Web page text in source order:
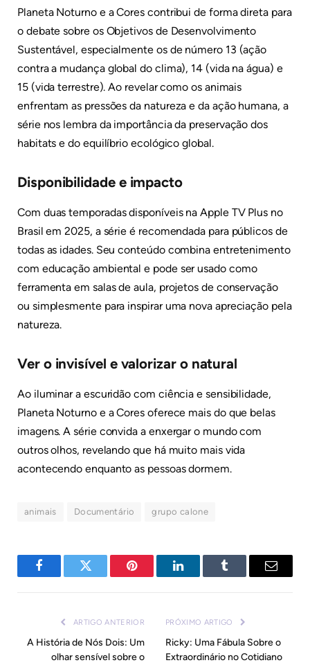
Planeta Noturno e a Cores contribui de forma direta para
o debate sobre os Objetivos de Desenvolvimento
Sustentável, especialmente os de número 13 (ação
contra a mudança global do clima), 14 (vida na água) e
15 (vida terrestre). Ao revelar como os animais
enfrentam as pressões da natureza e da ação humana, a
série nos lembra da importância da preservação dos
habitats e do equilíbrio ecológico global.
Disponibilidade e impacto
Com duas temporadas disponíveis na Apple TV Plus no
Brasil em 2025, a série é recomendada para públicos de
todas as idades. Seu conteúdo combina entretenimento
com educação ambiental e pode ser usado como
ferramenta em salas de aula, projetos de conservação
ou simplesmente para inspirar uma nova apreciação pela
natureza.
Ver o invisível e valorizar o natural
Ao iluminar a escuridão com ciência e sensibilidade,
Planeta Noturno e a Cores oferece mais do que belas
imagens. A série convida a enxergar o mundo com
outros olhos, revelando que há muito mais vida
acontecendo enquanto as pessoas dormem.
animais Documentário grupo calone
FacebookTwitter Pinterest LinkedInTumblr
E-
ARTIGO ANTERIOR
A História de Nós Dois: Um
olhar sensível sobre o
PRÓXIMO ARTIGO
Ricky: Uma Fábula Sobre o
Extraordinário no Cotidiano